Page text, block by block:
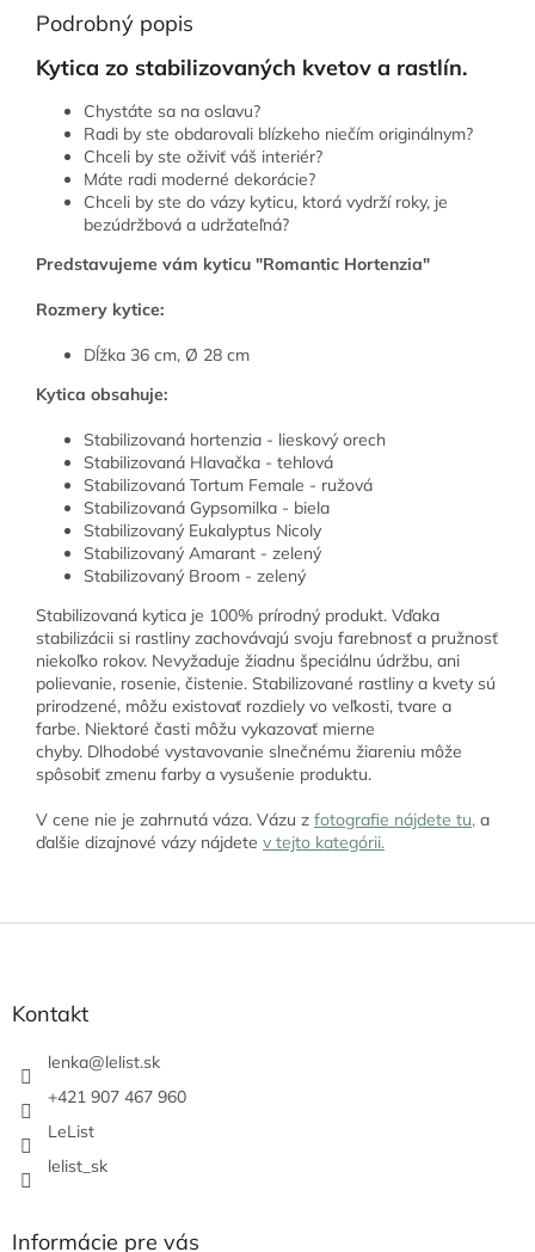
Podrobný popis
Kytica zo stabilizovaných kvetov a rastlín.
Chystáte sa na oslavu?
Radi by ste obdarovali blízkeho niečím originálnym?
Chceli by ste oživiť váš interiér?
Máte radi moderné dekorácie?
Chceli by ste do vázy kyticu, ktorá vydrží roky, je
bezúdržbová a udržateľná?
Predstavujeme vám kyticu "Romantic Hortenzia"
Rozmery kytice:
Dĺžka 36 cm, Ø 28 cm
Kytica obsahuje:
Stabilizovaná hortenzia - lieskový orech
Stabilizovaná Hlavačka - tehlová
Stabilizovaná Tortum Female - ružová
Stabilizovaná Gypsomilka - biela
Stabilizovaný Eukalyptus Nicoly
Stabilizovaný Amarant - zelený
Stabilizovaný Broom - zelený
Stabilizovaná kytica je 100% prírodný produkt. Vďaka
stabilizácii si rastliny zachovávajú svoju farebnosť a pružnosť
niekoľko rokov. Nevyžaduje žiadnu špeciálnu údržbu, ani
polievanie, rosenie, čistenie. Stabilizované rastliny a kvety sú
prirodzené, môžu existovať rozdiely vo veľkosti, tvare a
farbe. Niektoré časti môžu vykazovať mierne
chyby. Dlhodobé vystavovanie slnečnému žiareniu môže
spôsobiť zmenu farby a vysušenie produktu.
V cene nie je zahrnutá váza. Vázu z fotografie nájdete tu, a
ďalšie dizajnové vázy nájdete v tejto kategórii.
Kontakt
lenka@lelist.sk
+421 907 467 960
LeList
lelist_sk
Informácie pre vás